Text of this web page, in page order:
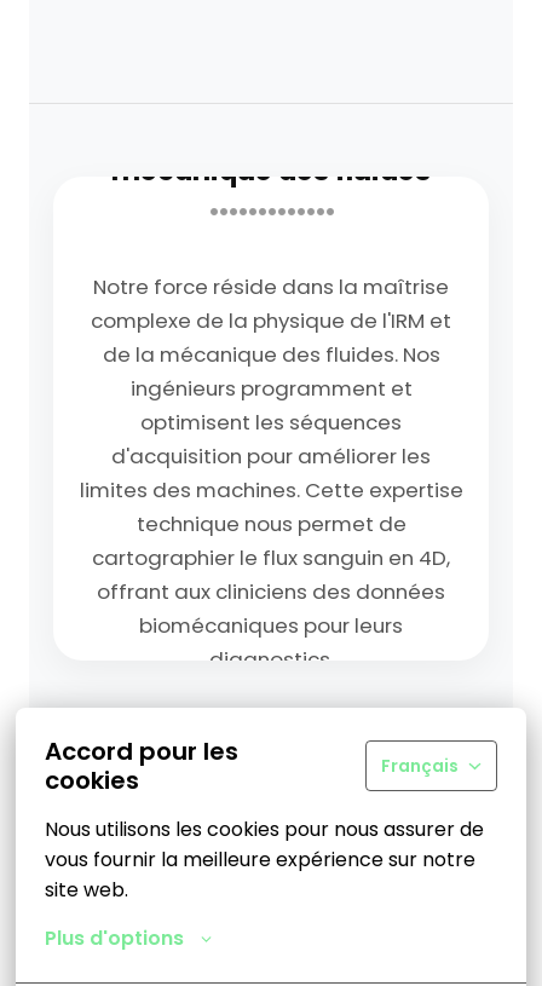
Accord pour les
cookies
Français
Nous utilisons les cookies pour nous assurer de
vous fournir la meilleure expérience sur notre
site web.
Plus d'options
mécanique des fluides
•••••••••••••
Notre force réside dans la maîtrise
complexe de la physique de l'IRM et
de la mécanique des fluides. Nos
ingénieurs programment et
optimisent les séquences
d'acquisition pour améliorer les
limites des machines. Cette expertise
technique nous permet de
cartographier le flux sanguin en 4D,
offrant aux cliniciens des données
biomécaniques pour leurs
diagnostics.
Rejoindre l'équipe
▶
▶